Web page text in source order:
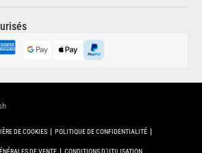
DE COOKIES POLITIQUE DE CONFIDENTIALITÉ